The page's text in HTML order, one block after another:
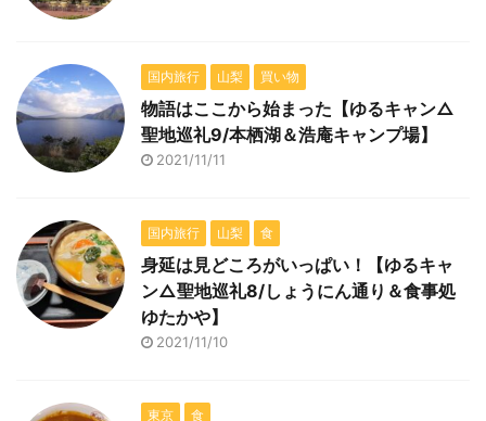
国内旅行 山梨 買い物
物語はここから始まった【ゆるキャン△
聖地巡礼9/本栖湖＆浩庵キャンプ場】
2021/11/11
国内旅行 山梨 食
身延は見どころがいっぱい！【ゆるキャ
ン△聖地巡礼8/しょうにん通り＆食事処
ゆたかや】
2021/11/10
東京 食